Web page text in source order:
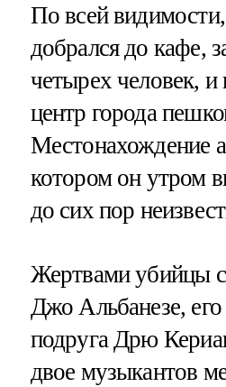
По всей
добрался до кафе,
четырех человек, и
центр города
Местонахождение
котором он утром
до сих пор
Жертвами убийцы
Джо Альбанезе, его
подруга Дрю
двое музыкантов